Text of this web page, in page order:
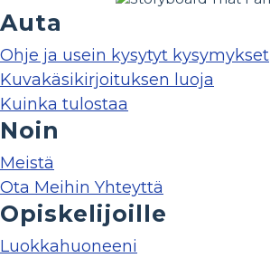
Auta
Ohje ja usein kysytyt kysymykset
Kuvakäsikirjoituksen luoja
Kuinka tulostaa
Noin
Meistä
Ota Meihin Yhteyttä
Opiskelijoille
Luokkahuoneeni